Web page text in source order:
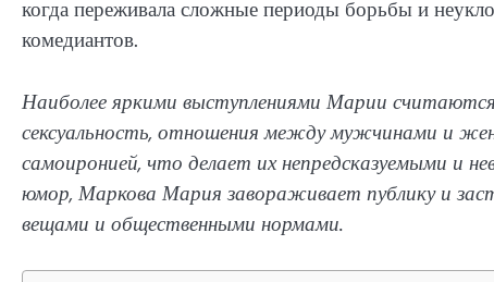
когда переживала сложные периоды борьбы и
комедиантов.
Наиболее яркими выступлениями Марии
сексуальность, отношения между мужчинами и
самоиронией, что делает их непредсказуемыми и
юмор, Маркова Мария завораживает публику и
вещами и общественными нормами.